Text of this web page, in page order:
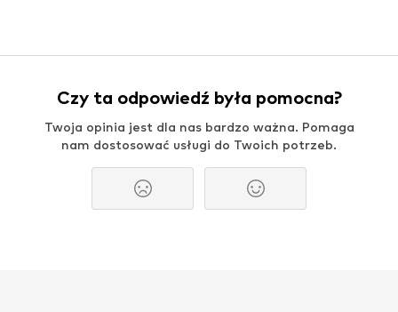
Czy ta odpowiedź była pomocna?
Twoja opinia jest dla nas bardzo ważna. Pomaga
nam dostosować usługi do Twoich potrzeb.